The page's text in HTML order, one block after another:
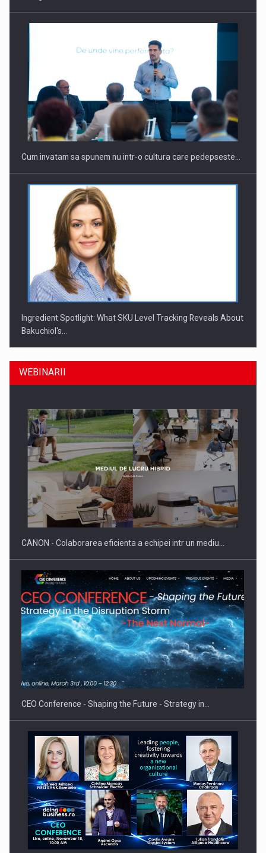
Cum invatam sa spunem nu intr-o cultura care pedepseste…
Ingredient Spotlight: What SKU Level Tracking Reveals About
Bakuchiol's…
Producatorii si comerciantii care nu se supun noilor
reglementari…
Proteinmaxxing and the Future of Protein Demand
WEBINARII
CANON - Colaborarea eficienta a echipei intr un mediu…
CEO Conference - Shaping the Future - Strategy in…